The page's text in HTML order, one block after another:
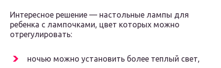
Интересное решение — настольные лампы для
ребенка с лампочками, цвет которых можно
отрегулировать:
ночью можно установить более теплый свет,